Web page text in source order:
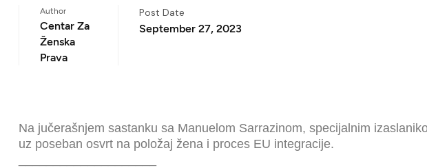
Author
Centar Za
Ženska
Prava
Post Date
September 27, 2023
Na jučerašnjem sastanku sa Manuelom Sarrazinom, specijalnim
uz poseban osvrt na položaj žena i proces EU integracije.